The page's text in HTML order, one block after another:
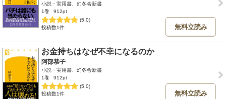
小説・実用書、幻冬舎新書
1巻
912pt
(5.0)
投稿数1件
無料立読み
お金持ちはなぜ不幸になるのか
阿部恭子
小説・実用書、幻冬舎新書
1巻
912pt
(5.0)
投稿数1件
無料立読み